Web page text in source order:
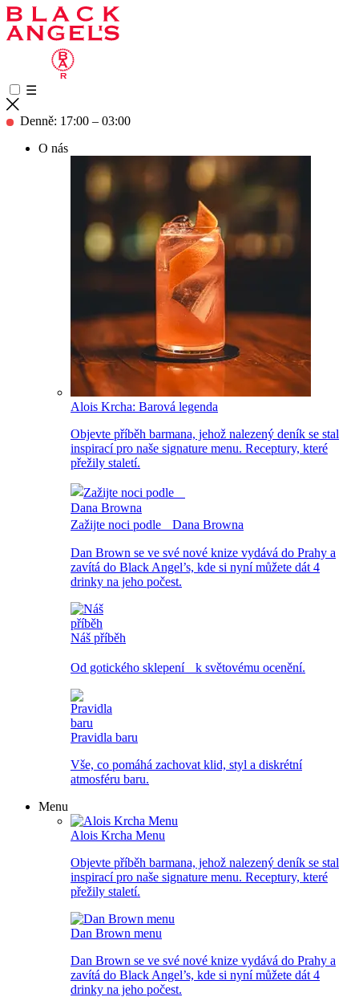
☰
Denně: 17:00 – 03:00
O nás
Alois Krcha: Barová legenda
Objevte příběh barmana, jehož nalezený deník se stal
inspirací pro naše signature menu. Receptury, které
přežily staletí.
Zažijte noci podle Dana Browna
Dan Brown se ve své nové knize vydává do Prahy a
zavítá do Black Angel’s, kde si nyní můžete dát 4
drinky na jeho počest.
Náš příběh
Od gotického sklepení k světovému ocenění.
Pravidla baru
Vše, co pomáhá zachovat klid, styl a diskrétní
atmosféru baru.
Menu
Alois Krcha Menu
Objevte příběh barmana, jehož nalezený deník se stal
inspirací pro naše signature menu. Receptury, které
přežily staletí.
Dan Brown menu
Dan Brown se ve své nové knize vydává do Prahy a
zavítá do Black Angel’s, kde si nyní můžete dát 4
drinky na jeho počest.